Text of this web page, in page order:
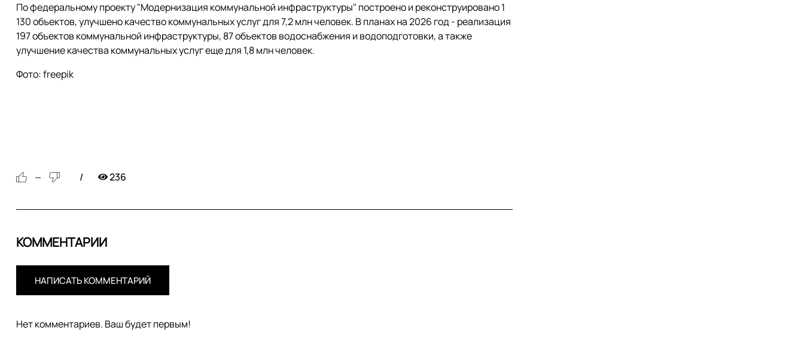
По федеральному проекту "Модернизация коммунальной инфраструктуры" построено и реконструировано 1
130 объектов, улучшено качество коммунальных услуг для 7,2 млн человек. В планах на 2026 год - реализация
197 объектов коммунальной инфраструктуры, 87 объектов водоснабжения и водоподготовки, а также
улучшение качества коммунальных услуг еще для 1,8 млн человек.
Фото: freepik
— 236
КОММЕНТАРИИ
НАПИСАТЬ КОММЕНТАРИЙ
Нет комментариев. Ваш будет первым!